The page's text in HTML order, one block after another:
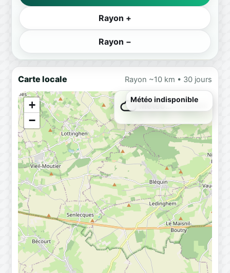
Rayon +
Rayon −
Carte locale Rayon ~10 km • 30 jours
+
−
Météo…Chargement
Météo indisponible